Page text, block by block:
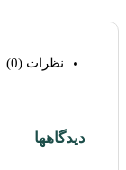
نظرات (0)
دیدگاهها